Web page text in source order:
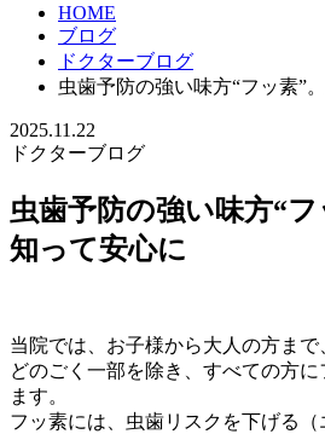
HOME
ブログ
ドクターブログ
虫歯予防の強い味方“フッ素”
2025.11.22
ドクターブログ
虫歯予防の強い味方“フ
知って安心に
当院では、お子様から大人の方ま
どのごく一部を除き、すべての方
ます。
フッ素には、虫歯リスクを下げる